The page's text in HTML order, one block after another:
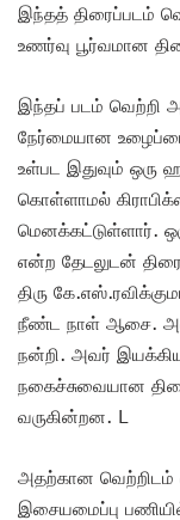
இந்தத் திரைப்படம்
உணர்வு பூர்வமான
இந்தப் படம் வெற்றி
நேர்மையான
உள்பட இதுவும் ஒரு
கொள்ளாமல்
மெனக்கட்டுள்ளார்.
என்ற தேடலுடன்
திரு
நீண்ட நாள் ஆசை.
நன்றி. அவர்
நகைச்சுவையான
வருகின்றன. L
அதற்கான வெற்றிடம்
இசையமைப்பு